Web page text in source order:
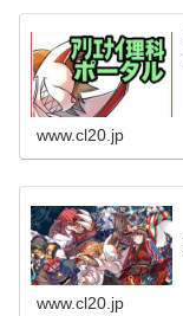
www.cl20.jp
www.cl20.jp